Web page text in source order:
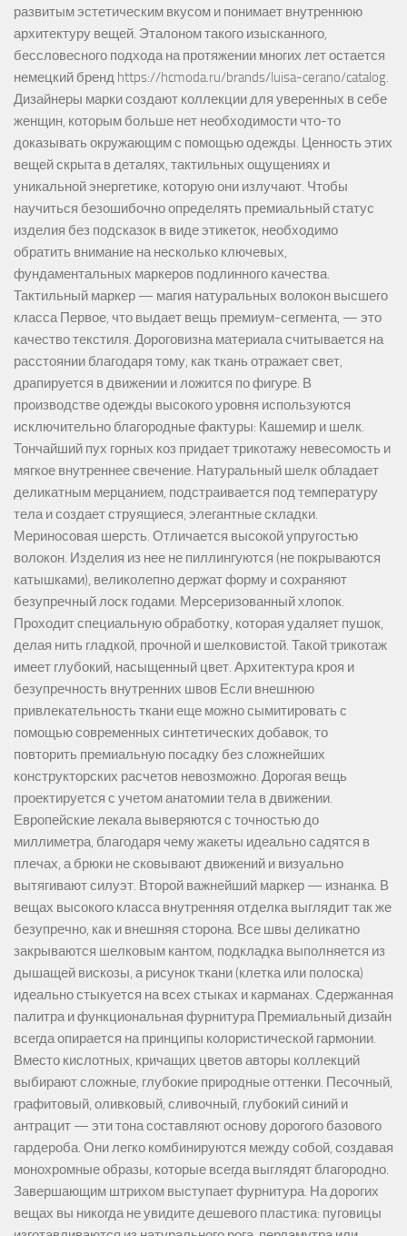
развитым эстетическим вкусом и понимает внутреннюю
архитектуру вещей. Эталоном такого изысканного,
бессловесного подхода на протяжении многих лет остается
немецкий бренд https://hcmoda.ru/brands/luisa-cerano/catalog.
Дизайнеры марки создают коллекции для уверенных в себе
женщин, которым больше нет необходимости что-то
доказывать окружающим с помощью одежды. Ценность этих
вещей скрыта в деталях, тактильных ощущениях и
уникальной энергетике, которую они излучают. Чтобы
научиться безошибочно определять премиальный статус
изделия без подсказок в виде этикеток, необходимо
обратить внимание на несколько ключевых,
фундаментальных маркеров подлинного качества.
Тактильный маркер — магия натуральных волокон высшего
класса Первое, что выдает вещь премиум-сегмента, — это
качество текстиля. Дороговизна материала считывается на
расстоянии благодаря тому, как ткань отражает свет,
драпируется в движении и ложится по фигуре. В
производстве одежды высокого уровня используются
исключительно благородные фактуры: Кашемир и шелк.
Тончайший пух горных коз придает трикотажу невесомость и
мягкое внутреннее свечение. Натуральный шелк обладает
деликатным мерцанием, подстраивается под температуру
тела и создает струящиеся, элегантные складки.
Мериносовая шерсть. Отличается высокой упругостью
волокон. Изделия из нее не пиллингуются (не покрываются
катышками), великолепно держат форму и сохраняют
безупречный лоск годами. Мерсеризованный хлопок.
Проходит специальную обработку, которая удаляет пушок,
делая нить гладкой, прочной и шелковистой. Такой трикотаж
имеет глубокий, насыщенный цвет. Архитектура кроя и
безупречность внутренних швов Если внешнюю
привлекательность ткани еще можно сымитировать с
помощью современных синтетических добавок, то
повторить премиальную посадку без сложнейших
конструкторских расчетов невозможно. Дорогая вещь
проектируется с учетом анатомии тела в движении.
Европейские лекала выверяются с точностью до
миллиметра, благодаря чему жакеты идеально садятся в
плечах, а брюки не сковывают движений и визуально
вытягивают силуэт. Второй важнейший маркер — изнанка. В
вещах высокого класса внутренняя отделка выглядит так же
безупречно, как и внешняя сторона. Все швы деликатно
закрываются шелковым кантом, подкладка выполняется из
дышащей вискозы, а рисунок ткани (клетка или полоска)
идеально стыкуется на всех стыках и карманах. Сдержанная
палитра и функциональная фурнитура Премиальный дизайн
всегда опирается на принципы колористической гармонии.
Вместо кислотных, кричащих цветов авторы коллекций
выбирают сложные, глубокие природные оттенки. Песочный,
графитовый, оливковый, сливочный, глубокий синий и
антрацит — эти тона составляют основу дорогого базового
гардероба. Они легко комбинируются между собой, создавая
монохромные образы, которые всегда выглядят благородно.
Завершающим штрихом выступает фурнитура. На дорогих
вещах вы никогда не увидите дешевого пластика: пуговицы